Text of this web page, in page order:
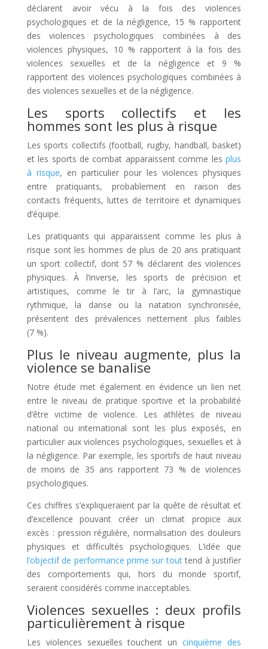
déclarent avoir vécu à la fois des violences
psychologiques et de la négligence, 15 % rapportent
des violences psychologiques combinées à des
violences physiques, 10 % rapportent à la fois des
violences sexuelles et de la négligence et 9 %
rapportent des violences psychologiques combinées à
des violences sexuelles et de la négligence.
Les sports collectifs et les
hommes sont les plus à risque
Les sports collectifs (football, rugby, handball, basket)
et les sports de combat apparaissent comme lesplus
à risque, en particulier pour les violences physiques
entre pratiquants, probablement en raison des
contacts fréquents, luttes de territoire et dynamiques
d’équipe.
Les pratiquants qui apparaissent comme les plus à
risque sont les hommes de plus de 20 ans pratiquant
un sport collectif, dont 57 % déclarent des violences
physiques. À l’inverse, les sports de précision et
artistiques, comme le tir à l’arc, la gymnastique
rythmique, la danse ou la natation synchronisée,
présentent des prévalences nettement plus faibles
(7 %).
Plus le niveau augmente, plus la
violence se banalise
Notre étude met également en évidence un lien net
entre le niveau de pratique sportive et la probabilité
d’être victime de violence. Les athlètes de niveau
national ou international sont les plus exposés, en
particulier aux violences psychologiques, sexuelles et à
la négligence. Par exemple, les sportifs de haut niveau
de moins de 35 ans rapportent 73 % de violences
psychologiques.
Ces chiffres s’expliqueraient par la quête de résultat et
d’excellence pouvant créer un climat propice aux
excès : pression régulière, normalisation des douleurs
physiques et difficultés psychologiques. L’idée que
l’objectif de performance prime sur touttend à justifier
des comportements qui, hors du monde sportif,
seraient considérés comme inacceptables.
Violences sexuelles : deux profils
particulièrement à risque
Les violences sexuelles touchent uncinquième des